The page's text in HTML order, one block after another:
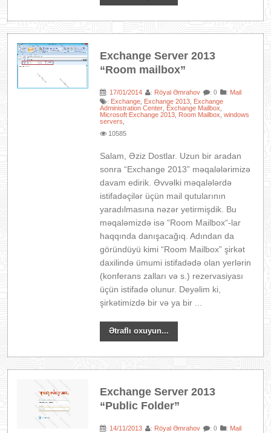
Exchange Server 2013
“Room mailbox”
: 17/01/2014 : Röyal Əmrahov : 0 : Mail
: Exchange Exchange 2013 Exchange
Administration Center Exchange Mailbox
Microsoft Exchange 2013 Room Mailbox ,windows
servers
10585
Salam, Əziz Dostlar. Uzun bir aradan
sonra “Exchange 2013” məqalələrimizə
davam edirik. Əvvəlki məqalələrdə
istifadəçilər üçün mail qutularının
yaradılmasına nəzər yetirmişdik. Bu
məqaləmizdə isə “Room Mailbox“-lar
haqqında danışacağıq. Adından da
göründüyü kimi “Room Mailbox” şirkət
daxilində ümumi istifadədə olan yerlərin
(konferans zalları və s.) rezervasiyası
üçün istifadə olunur. Deyəlim ki,
şirkətimizdə bir və ya bir ...
Ətraflı oxuyun...
Exchange Server 2013
“Public Folder”
: 14/11/2013 : Röyal Əmrahov : 0 : Mail